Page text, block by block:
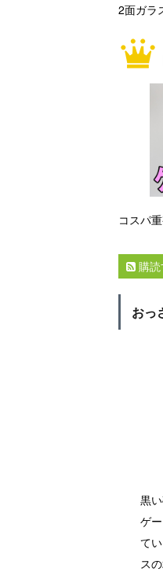
2面ガラ
コスパ
購読
おっ
黒
ゲ
て
ス